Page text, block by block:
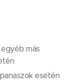
más
esetén